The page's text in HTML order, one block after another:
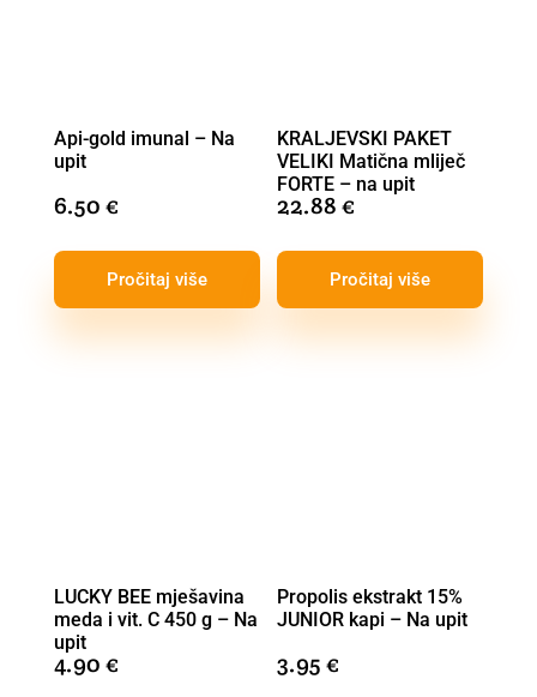
Api-gold imunal – Na
upit
6.50€
Pročitaj više
KRALJEVSKI PAKET
VELIKI Matična mliječ
FORTE – na upit
22.88€
Pročitaj više
LUCKY BEE mješavina
meda i vit. C 450 g – Na
upit
4.90€
Propolis ekstrakt 15%
JUNIOR kapi – Na upit
3.95€